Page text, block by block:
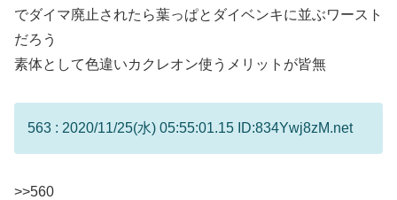
でダイマ廃止されたら葉っぱとダイベンキに並ぶワースト
だろう
素体として色違いカクレオン使うメリットが皆無
563 : 2020/11/25(水) 05:55:01.15 ID:834Ywj8zM.net
>>560